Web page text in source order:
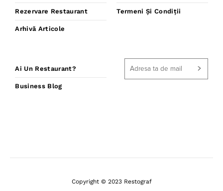
Rezervare Restaurant
Arhivă Articole
Termeni Și Condiții
Ai Un Restaurant?
Business Blog
Copyright © 2023 Restograf